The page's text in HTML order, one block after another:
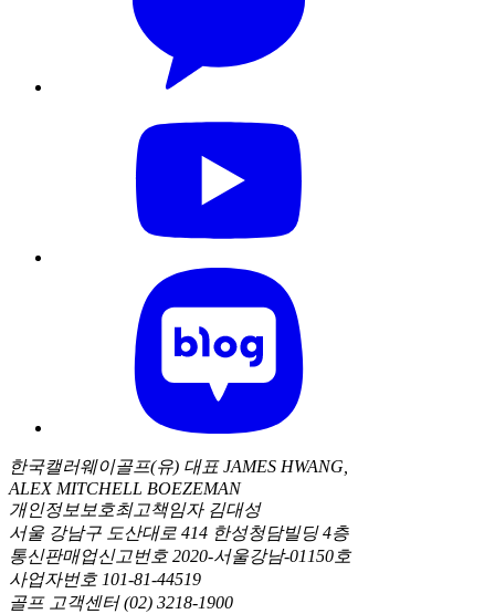
한국캘러웨이골프(유) 대표 JAMES HWANG,
ALEX MITCHELL BOEZEMAN
개인정보보호최고책임자 김대성
서울 강남구 도산대로 414 한성청담빌딩 4층
통신판매업신고번호 2020-서울강남-01150호
사업자번호 101-81-44519
골프 고객센터 (02) 3218-1900